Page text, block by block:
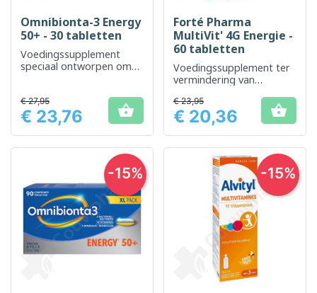
Omnibionta-3 Energy
50+ - 30 tabletten
Voedingssupplement
speciaal ontworpen om
mensen ouder dan 50.
Prijs
€ 27,95
€ 23,76 
Forté Pharma
MultiVit' 4G Energie -
60 tabletten
Voedingssupplement ter
vermindering van
verbetering van de
vitaliteit
Prijs
€ 23,95
€ 20,36 
-15% -15%